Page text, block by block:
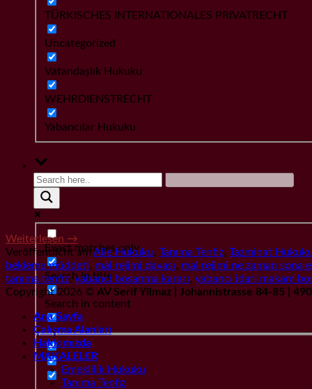
TÜRKISCHES INTERNATIONALES PRIVATRECHT
Uncategorized
Vatandaşlık Hukuku
WEHRDIENSTRECHT
Yabancılar Hukuku
Exact matches only
Search in title
Search in content
Weiterlesen →
Veröffentlicht amAile Hukuku, Tanıma Tenfiz, Tazminat Hukuku
bekleme müddeti, mal rejimi davası, mal rejimi ne zaman sona
tanıma tenfiz,yabanci bosanma kararı, yabancı idari makam
Copyright 2026 © AV Serif Yilmaz | Johannistrasse 84-85 |
Ana Sayfa
Çalışma Alanları
Hakkımızda
MAKALELER
Emeklilik Hukuku
Tanıma Tenfiz